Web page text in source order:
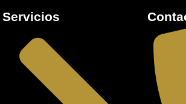
Servicios